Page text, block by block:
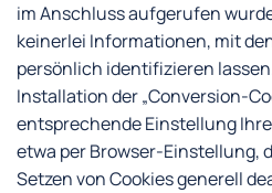
im Anschluss aufgerufen
keinerlei Informationen, mit
persönlich identifizieren
Installation der „Conversion-
entsprechende Einstellung
etwa per Browser-Einstellung,
Setzen von Cookies generell